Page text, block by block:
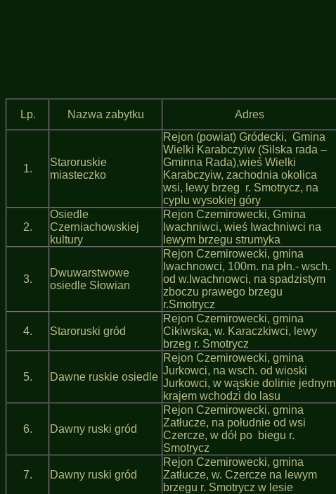
Lp. Nazwa zabytku Adres
1.
Staroruskie
miasteczko
Rejon (powiat) Gródecki, Gmina
Wielki Karabczyiw (Silska rada –
Gminna Rada),wieś Wielki
Karabczyiw, zachodnia okolica
wsi, lewy brzeg r. Smotrycz, na
cyplu wysokiej góry
2.
Osiedle
Czerniachowskiej
kultury
Rejon Czemirowecki, Gmina
Iwachniwci, wieś Iwachniwci na
lewym brzegu strumyka
3.
Dwuwarstwowe
osiedle Słowian
Rejon Czemirowecki, gmina
Iwachnowci, 100m. na płn.- wsch.
od w.Iwachnowci, na spadzistym
zboczu prawego brzegu
r.Smotrycz
4. Staroruski gród
Rejon Czemirowecki, gmina
Cikiwska, w. Karaczkiwci, lewy
brzeg r. Smotrycz
5. Dawne ruskie osiedle
Rejon Czemirowecki, gmina
Jurkowci, na wsch. od wioski
Jurkowci, w wąskie dolinie jednym
krajem wchodzi do lasu
6. Dawny ruski gród
Rejon Czemirowecki, gmina
Zatłucze, na południe od wsi
Czercze, w dół po biegu r.
Smotrycz
7. Dawny ruski gród
Rejon Czemirowecki, gmina
Zatłucze, w. Czercze na lewym
brzegu r. Smotrycz w lesie